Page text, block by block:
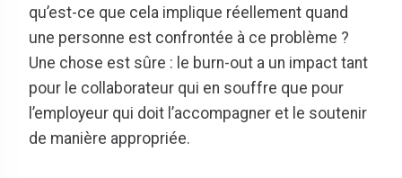
qu’est-ce que cela implique réellement quand
une personne est confrontée à ce problème ?
Une chose est sûre : le burn-out a un impact tant
pour le collaborateur qui en souffre que pour
l’employeur qui doit l’accompagner et le soutenir
de manière appropriée.